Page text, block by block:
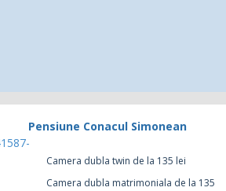
Pensiune Conacul Simonean
Camera dubla twin de la 135 lei
Camera dubla matrimoniala de la 135